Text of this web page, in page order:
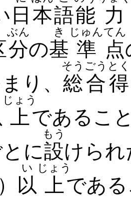
日 本語能 力
分
ぶん
の基
き
準
じゅん
点
てん
り、 総
そう
合
ごう
得
とく
上
じょう
であるこ
に設
もう
けられ
） 以
い
上
じょう
であ